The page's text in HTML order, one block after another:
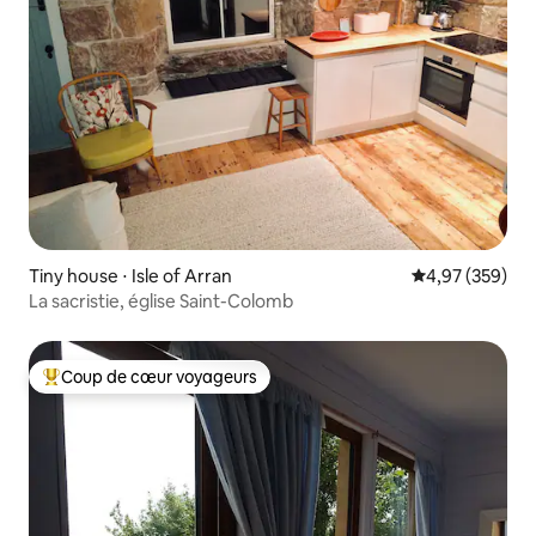
Tiny house ⋅ Isle of Arran Évaluation
4,97 (359)
La sacristie, église Saint-Colomb
Coups de cœur voyageurs les plus appréciés
Coup de cœur voyageurs